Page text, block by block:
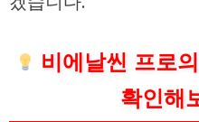
비에날씬 프로
확인해